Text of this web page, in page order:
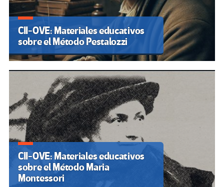
CII-OVE: Materiales educativos
sobre el Método Pestalozzi
CII-OVE: Materiales educativos
sobre el Método Maria
Montessori